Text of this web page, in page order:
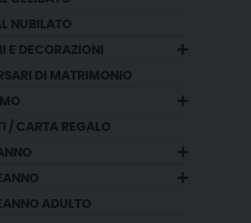
NUBILATO
E DECORAZIONI
DI MATRIMONIO
/ CARTA REGALO
ADULTO